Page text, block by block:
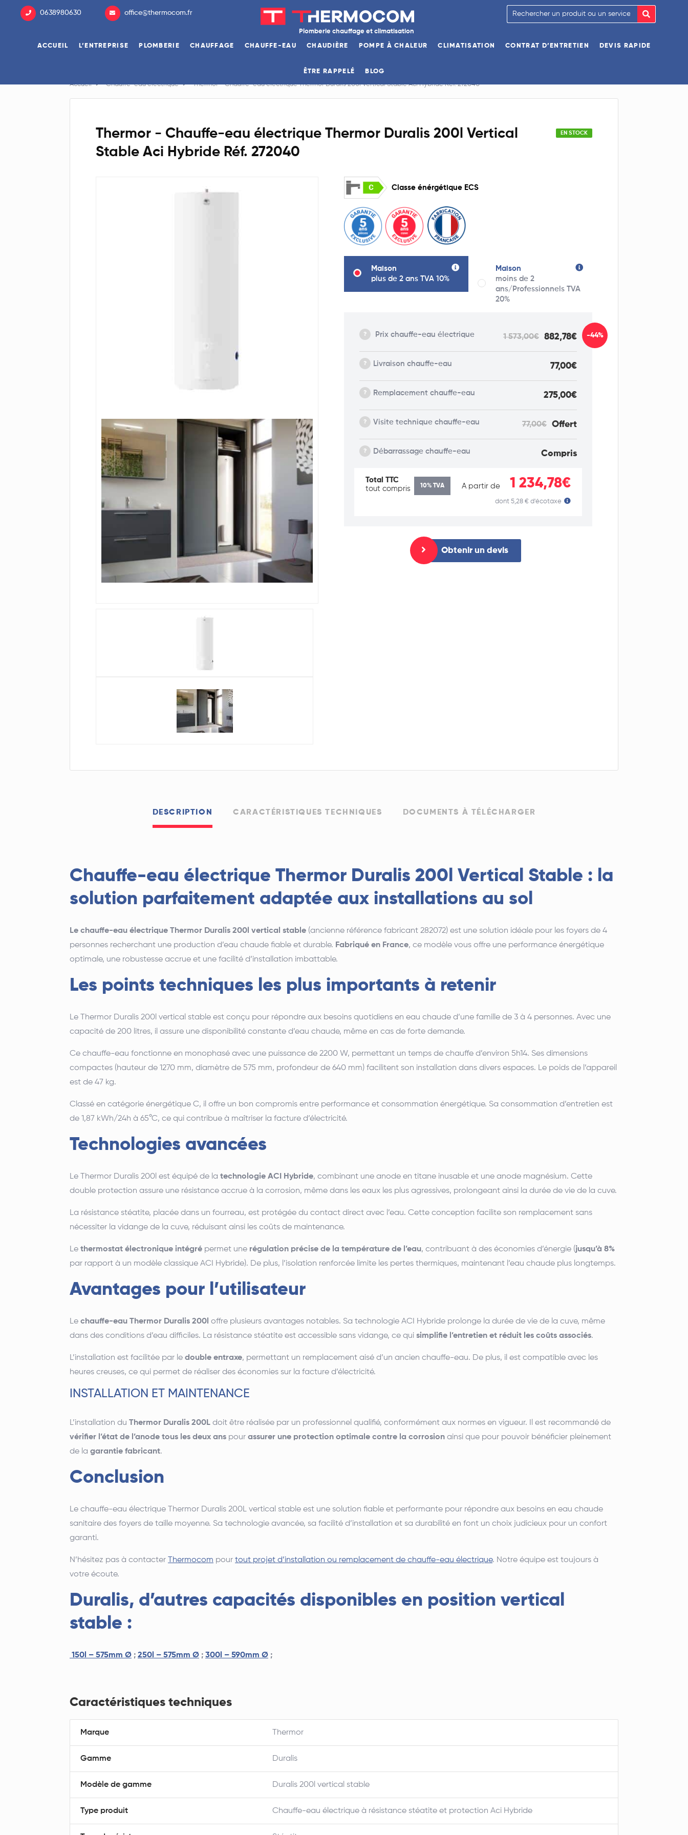
0638980630 office@thermocom.fr
Plomberie chauffage et climatisation
ACCUEIL L’ENTREPRISE PLOMBERIE CHAUFFAGE CHAUFFE-EAU CHAUDIÈRE POMPE À CHALEUR CLIMATISATION CONTRAT D’ENTRETIEN DEVIS RAPIDE
ÊTRE RAPPELÉ
BLOG
Accueil
Chauffe-eau électrique Thermor - Chauffe-eau électrique Thermor Duralis 200l Vertical Stable Aci Hybride Réf. 272040
Thermor - Chauffe-eau électrique Thermor Duralis 200l Vertical
Stable Aci Hybride Réf. 272040
EN STOCK
Classe énérgétique ECS
Maison
plus de 2 ans TVA 10%
Maison
moins de 2
ans/Professionnels TVA
20%
-44%
Prix chauffe-eau électrique 882,78€
1 573,00€
Livraison chauffe-eau 77,00€
Remplacement chauffe-eau 275,00€
Visite technique chauffe-eau Offert
77,00€
Débarrassage chauffe-eau Compris
Total TTC
tout compris
A partir de
10% TVA 1 234,78€
dont 5,28 € d'écotaxe
Obtenir un devis
DESCRIPTION CARACTÉRISTIQUES TECHNIQUES DOCUMENTS À TÉLÉCHARGER
Chauffe-eau électrique Thermor Duralis 200l Vertical Stable : la
solution parfaitement adaptée aux installations au sol
Le chauffe-eau électrique Thermor Duralis 200l vertical stable (ancienne référence fabricant 282072) est une solution idéale pour les foyers de 4
personnes recherchant une production d’eau chaude fiable et durable. Fabriqué en France, ce modèle vous offre une performance énergétique
optimale, une robustesse accrue et une facilité d’installation imbattable.
Les points techniques les plus importants à retenir
Le Thermor Duralis 200l vertical stable est conçu pour répondre aux besoins quotidiens en eau chaude d’une famille de 3 à 4 personnes. Avec une
capacité de 200 litres, il assure une disponibilité constante d’eau chaude, même en cas de forte demande.
Ce chauffe-eau fonctionne en monophasé avec une puissance de 2200 W, permettant un temps de chauffe d’environ 5h14. Ses dimensions
compactes (hauteur de 1270 mm, diamètre de 575 mm, profondeur de 640 mm) facilitent son installation dans divers espaces. Le poids de l’appareil
est de 47 kg.
Classé en catégorie énergétique C, il offre un bon compromis entre performance et consommation énergétique. Sa consommation d’entretien est
de 1,87 kWh/24h à 65°C, ce qui contribue à maîtriser la facture d’électricité.
Technologies avancées
Le Thermor Duralis 200l est équipé de la technologie ACI Hybride, combinant une anode en titane inusable et une anode magnésium. Cette
double protection assure une résistance accrue à la corrosion, même dans les eaux les plus agressives, prolongeant ainsi la durée de vie de la cuve.
La résistance stéatite, placée dans un fourreau, est protégée du contact direct avec l’eau. Cette conception facilite son remplacement sans
nécessiter la vidange de la cuve, réduisant ainsi les coûts de maintenance.
Le thermostat électronique intégré permet une régulation précise de la température de l’eau, contribuant à des économies d’énergie (jusqu’à 8%
par rapport à un modèle classique ACI Hybride). De plus, l’isolation renforcée limite les pertes thermiques, maintenant l’eau chaude plus longtemps.
Avantages pour l’utilisateur
Le chauffe-eau Thermor Duralis 200l offre plusieurs avantages notables. Sa technologie ACI Hybride prolonge la durée de vie de la cuve, même
dans des conditions d’eau difficiles. La résistance stéatite est accessible sans vidange, ce qui simplifie l’entretien et réduit les coûts associés.
L’installation est facilitée par le double entraxe, permettant un remplacement aisé d’un ancien chauffe-eau. De plus, il est compatible avec les
heures creuses, ce qui permet de réaliser des économies sur la facture d’électricité.
INSTALLATION ET MAINTENANCE
L’installation du Thermor Duralis 200L doit être réalisée par un professionnel qualifié, conformément aux normes en vigueur.
Il est recommandé de
vérifier l’état de l’anode tous les deux ans pour assurer une protection optimale contre la corrosion ainsi que pour pouvoir bénéficier pleinement
de la garantie fabricant.
Conclusion
Le chauffe-eau électrique Thermor Duralis 200L vertical stable est une solution fiable et performante pour répondre aux besoins en eau chaude
sanitaire des foyers de taille moyenne. Sa technologie avancée, sa facilité d’installation et sa durabilité en font un choix judicieux pour un confort
garanti.
N’hésitez pas à contacter Thermocom pour tout projet d’installation ou remplacement de chauffe-eau électrique. Notre équipe est toujours à
votre écoute.
Duralis, d’autres capacités disponibles en position vertical
stable :
150l – 575mm Ø ; 250l – 575mm Ø ; 300l – 590mm Ø ;
Caractéristiques techniques
Marque Thermor
Gamme Duralis
Modèle de gamme Duralis 200l vertical stable
Type produit Chauffe-eau électrique à résistance stéatite et protection Aci Hybride